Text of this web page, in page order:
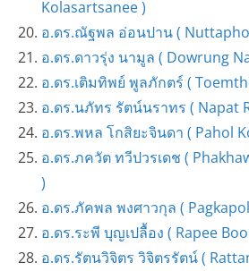
Kolasartsanee )
อ.ดร.ณัฐพล อ่อนปาน (
อ.ดร.ดาวรุ่ง นามูล ( Dowrung
อ.ดร.เติมทิพย์ พูลภักตร์ (
อ.ดร.นภัทร รัตน์นราทร ( Napat
อ.ดร.พหล โกสิยะจินดา ( Pahol
อ.ดร.ภควัต ทวีปวรเดช (
)
อ.ดร.ภัคพล พงศาวกุล (
อ.ดร.ระพี บุญเปลื้อง ( Rapee
อ.ดร.รัตนวิจิตร วิจิตรรัตน์ (